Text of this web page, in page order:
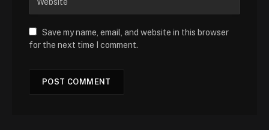
Save my name, email, and website in this browser
for the next time I comment.